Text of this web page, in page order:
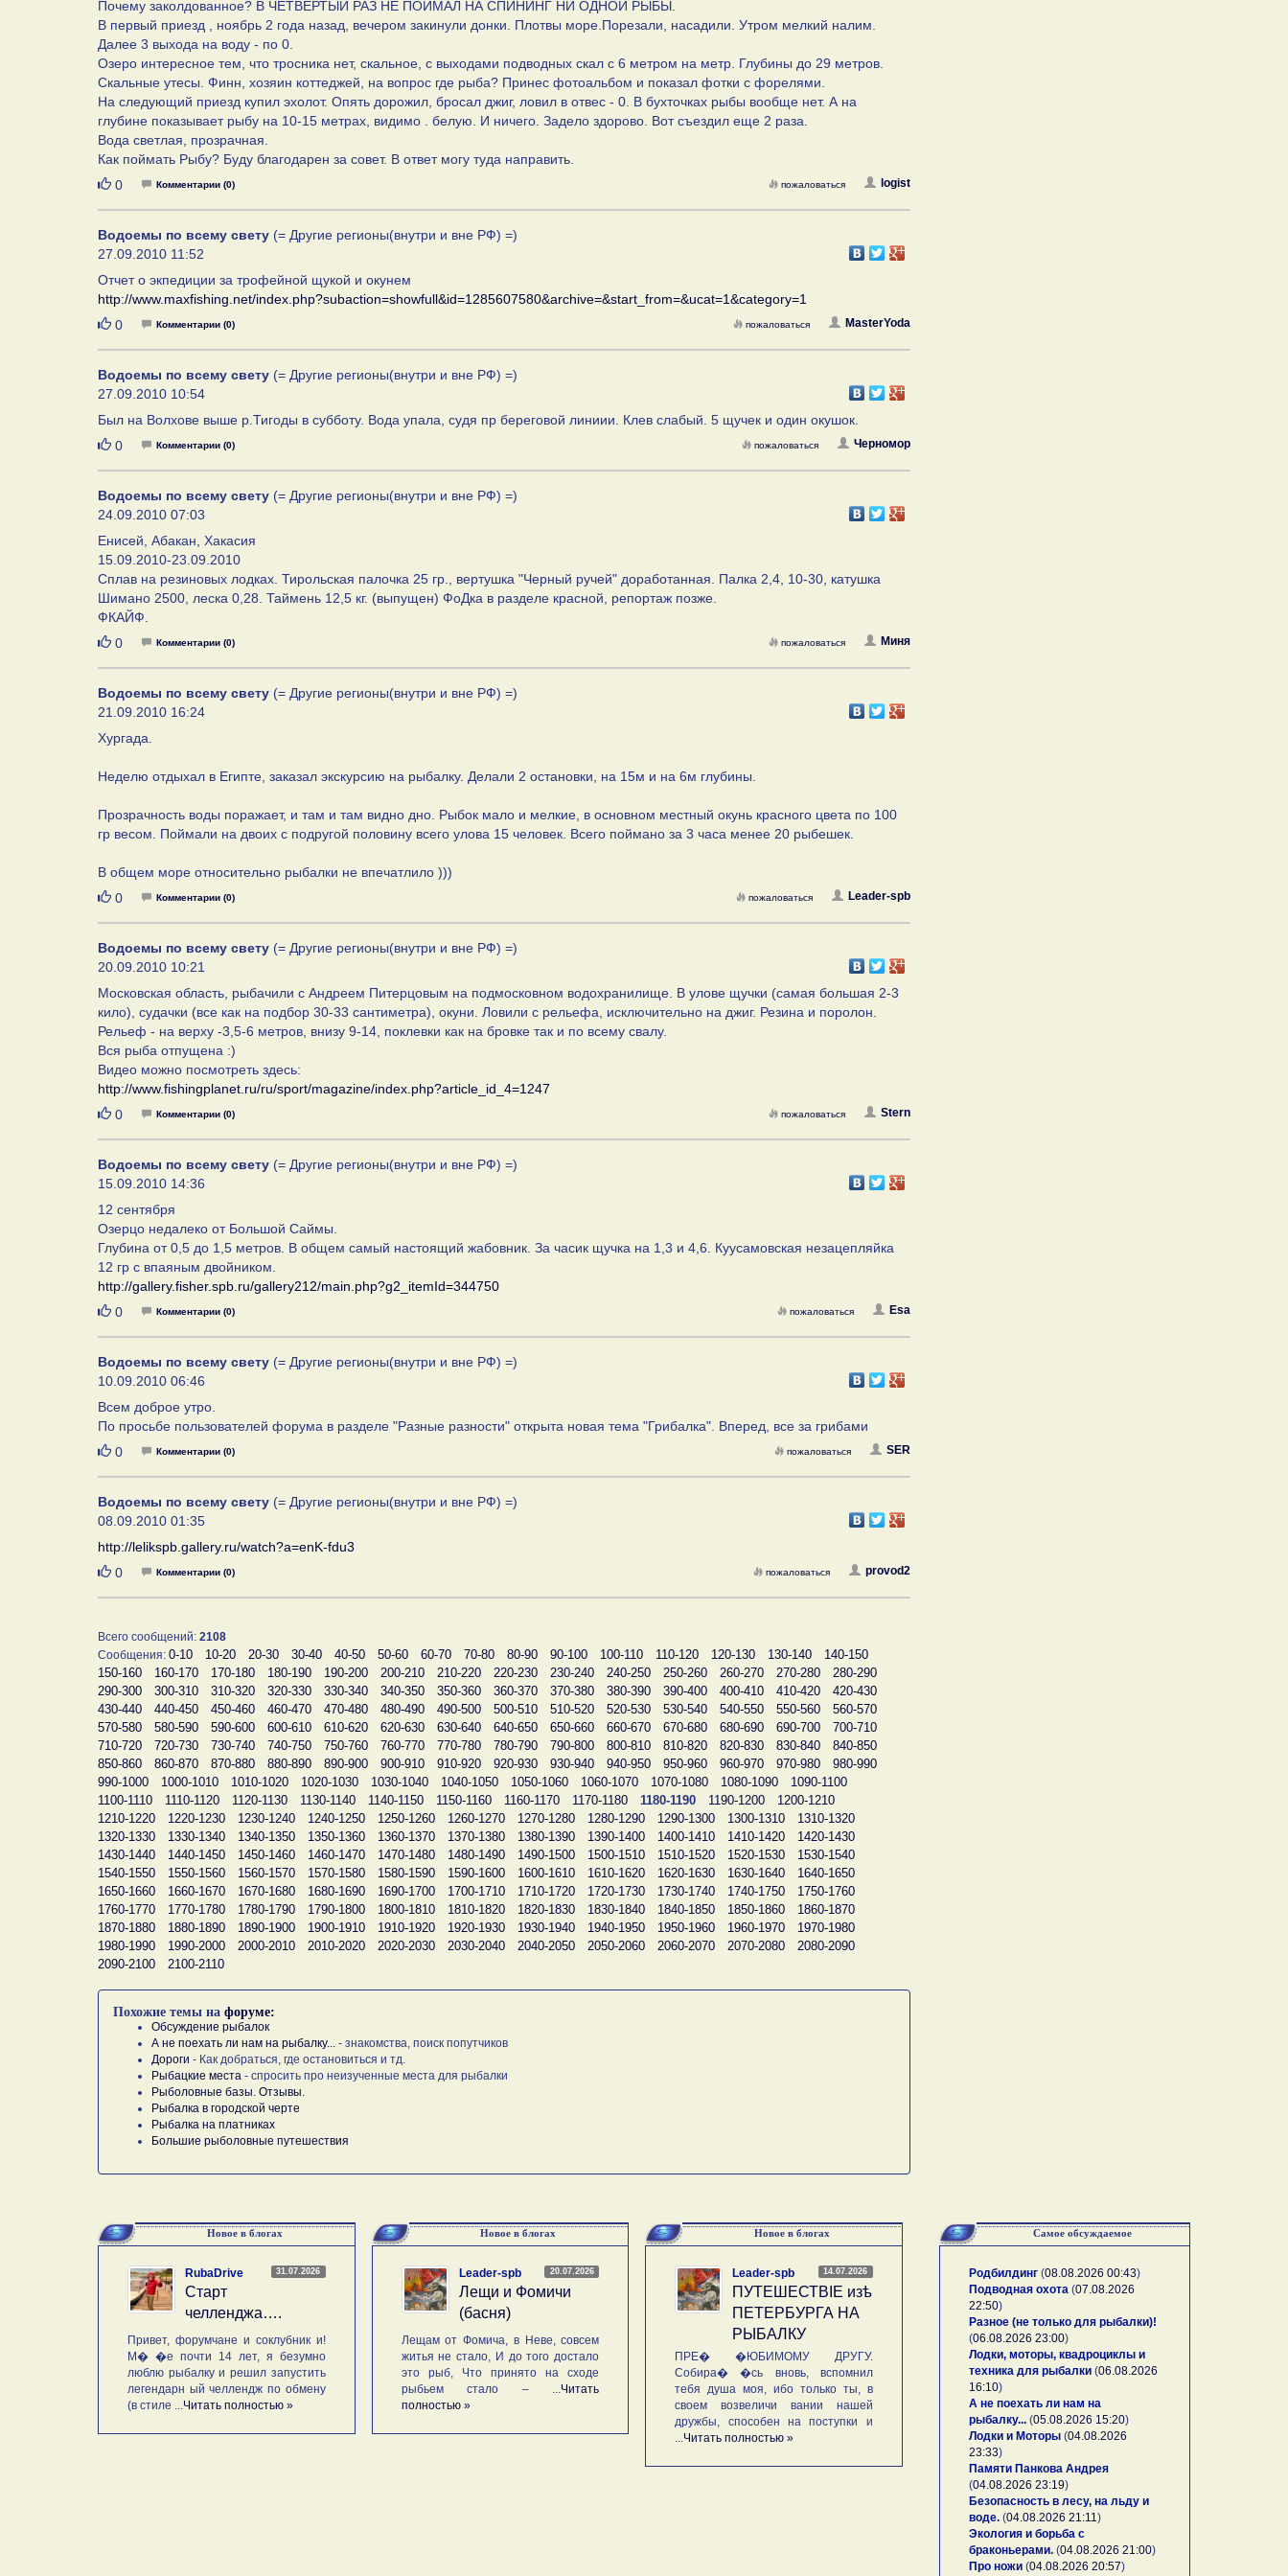
Почему заколдованное? В ЧЕТВЕРТЫЙ РАЗ НЕ ПОЙМАЛ НА СПИНИНГ НИ ОДНОЙ РЫБЫ.
В первый приезд , ноябрь 2 года назад, вечером закинули донки. Плотвы море.Порезали, насадили. Утром мелкий налим.
Далее 3 выхода на воду - по 0.
Озеро интересное тем, что тросника нет, скальное, с выходами подводных скал с 6 метром на метр. Глубины до 29 метров.
Скальные утесы. Финн, хозяин коттеджей, на вопрос где рыба? Принес фотоальбом и показал фотки с форелями.
На следующий приезд купил эхолот. Опять дорожил, бросал джиг, ловил в отвес - 0. В бухточках рыбы вообще нет. А на
глубине показывает рыбу на 10-15 метрах, видимо . белую. И ничего. Задело здорово. Вот съездил еще 2 раза.
Вода светлая, прозрачная.
Как поймать Рыбу? Буду благодарен за совет. В ответ могу туда направить.
Нравится
0 Комментарии (0) logist
пожаловаться
Водоемы по всему свету (= Другие регионы(внутри и вне РФ) =)
27.09.2010 11:52
Отчет о экпедиции за трофейной щукой и окунем
http://www.maxfishing.net/index.php?subaction=showfull&id=1285607580&archive=&start_from=&ucat=1&category=1
Нравится
0 Комментарии (0) MasterYoda
пожаловаться
Водоемы по всему свету (= Другие регионы(внутри и вне РФ) =)
27.09.2010 10:54
Был на Волхове выше р.Тигоды в субботу. Вода упала, судя пр береговой линиии. Клев слабый. 5 щучек и один окушок.
Нравится
0 Комментарии (0) Черномор
пожаловаться
Водоемы по всему свету (= Другие регионы(внутри и вне РФ) =)
24.09.2010 07:03
Енисей, Абакан, Хакасия
15.09.2010-23.09.2010
Сплав на резиновых лодках. Тирольская палочка 25 гр., вертушка "Черный ручей" доработанная. Палка 2,4, 10-30, катушка
Шимано 2500, леска 0,28. Таймень 12,5 кг. (выпущен) ФоДка в разделе красной, репортаж позже.
ФКАЙФ.
Нравится
0 Комментарии (0) Миня
пожаловаться
Водоемы по всему свету (= Другие регионы(внутри и вне РФ) =)
21.09.2010 16:24
Хургада.
Неделю отдыхал в Египте, заказал экскурсию на рыбалку. Делали 2 остановки, на 15м и на 6м глубины.
Прозрачность воды поражает, и там и там видно дно. Рыбок мало и мелкие, в основном местный окунь красного цвета по 100
гр весом. Поймали на двоих с подругой половину всего улова 15 человек. Всего поймано за 3 часа менее 20 рыбешек.
В общем море относительно рыбалки не впечатлило )))
Нравится
0 Комментарии (0) Leader-spb
пожаловаться
Водоемы по всему свету (= Другие регионы(внутри и вне РФ) =)
20.09.2010 10:21
Московская область, рыбачили с Андреем Питерцовым на подмосковном водохранилище. В улове щучки (самая большая 2-3
кило), судачки (все как на подбор 30-33 сантиметра), окуни. Ловили с рельефа, исключительно на джиг. Резина и поролон.
Рельеф - на верху -3,5-6 метров, внизу 9-14, поклевки как на бровке так и по всему свалу.
Вся рыба отпущена :)
Видео можно посмотреть здесь:
http://www.fishingplanet.ru/ru/sport/magazine/index.php?article_id_4=1247
Нравится
0 Комментарии (0) Stern
пожаловаться
Водоемы по всему свету (= Другие регионы(внутри и вне РФ) =)
15.09.2010 14:36
12 сентября
Озерцо недалеко от Большой Саймы.
Глубина от 0,5 до 1,5 метров. В общем самый настоящий жабовник. За часик щучка на 1,3 и 4,6. Куусамовская незацепляйка
12 гр с впаяным двойником.
http://gallery.fisher.spb.ru/gallery212/main.php?g2_itemId=344750
Нравится
0 Комментарии (0) Esa
пожаловаться
Водоемы по всему свету (= Другие регионы(внутри и вне РФ) =)
10.09.2010 06:46
Всем доброе утро.
По просьбе пользователей форума в разделе "Разные разности" открыта новая тема "Грибалка". Вперед, все за грибами
Нравится
0 Комментарии (0) SER
пожаловаться
Водоемы по всему свету (= Другие регионы(внутри и вне РФ) =)
08.09.2010 01:35
http://lelikspb.gallery.ru/watch?a=enK-fdu3
Нравится
0 Комментарии (0) provod2
пожаловаться
Всего сообщений: 2108
Сообщения: 0-10 10-20 20-30 30-40 40-50 50-60 60-70 70-80 80-90 90-100 100-110 110-120 120-130 130-140
140-150
150-160
160-170 170-180 180-190 190-200 200-210 210-220 220-230 230-240 240-250 250-260 260-270 270-280
280-290
290-300
300-310 310-320 320-330 330-340 340-350 350-360 360-370 370-380 380-390 390-400 400-410 410-420
420-430
430-440
440-450 450-460 460-470 470-480 480-490 490-500 500-510 510-520 520-530 530-540 540-550 550-560
560-570
570-580
580-590 590-600 600-610 610-620 620-630 630-640 640-650 650-660 660-670 670-680 680-690 690-700
700-710
710-720
720-730 730-740 740-750 750-760 760-770 770-780 780-790 790-800 800-810 810-820 820-830 830-840
840-850
850-860
860-870 870-880 880-890 890-900 900-910 910-920 920-930 930-940 940-950 950-960 960-970 970-980
980-990
990-1000
1000-1010 1010-1020 1020-1030 1030-1040 1040-1050 1050-1060 1060-1070 1070-1080 1080-1090
1090-1100
1100-1110
1110-1120 1120-1130 1130-1140 1140-1150 1150-1160 1160-1170 1170-1180 1180-1190 1190-1200
1200-1210
1210-1220
1220-1230 1230-1240 1240-1250 1250-1260 1260-1270 1270-1280 1280-1290 1290-1300 1300-1310
1310-1320
1320-1330
1330-1340 1340-1350 1350-1360 1360-1370 1370-1380 1380-1390 1390-1400 1400-1410 1410-1420
1420-1430
1430-1440
1440-1450 1450-1460 1460-1470 1470-1480 1480-1490 1490-1500 1500-1510 1510-1520 1520-1530
1530-1540
1540-1550
1550-1560 1560-1570 1570-1580 1580-1590 1590-1600 1600-1610 1610-1620 1620-1630 1630-1640
1640-1650
1650-1660
1660-1670 1670-1680 1680-1690 1690-1700 1700-1710 1710-1720 1720-1730 1730-1740 1740-1750
1750-1760
1760-1770
1770-1780 1780-1790 1790-1800 1800-1810 1810-1820 1820-1830 1830-1840 1840-1850 1850-1860
1860-1870
1870-1880
1880-1890 1890-1900 1900-1910 1910-1920 1920-1930 1930-1940 1940-1950 1950-1960 1960-1970
1970-1980
1980-1990
1990-2000 2000-2010 2010-2020 2020-2030 2030-2040 2040-2050 2050-2060 2060-2070 2070-2080
2080-2090
2090-2100
2100-2110
Похожие темы на форуме:
Обсуждение рыбалок
А не поехать ли нам на рыбалку... - знакомства, поиск попутчиков
Дороги - Как добраться, где остановиться и тд.
Рыбацкие места - спросить про неизученные места для рыбалки
Рыболовные базы. Отзывы.
Рыбалка в городской черте
Рыбалка на платниках
Большие рыболовные путешествия
Новое в блогах
31.07.2026
RubaDrive
Старт
челленджа….
Привет, форумчане и соклубник и!
М� �е почти 14 лет, я безумно
люблю рыбалку и решил запустить
легендарн ый челлендж по обмену
(в стиле ...Читать полностью »
Новое в блогах
20.07.2026
Leader-spb
Лещи и Фомичи
(басня)
Лещам от Фомича, в Неве, совсем
житья не стало, И до того достало
это рыб, Что принято на сходе
рыбьем стало – ...Читать
полностью »
Новое в блогах
14.07.2026
Leader-spb
ПУТЕШЕСТВIE изѣ
ПЕТЕРБУРГА НА
РЫБАЛКУ
ПРЕ� �ЮБИМОМУ ДРУГУ.
Собира� �сь вновь, вспомнил
тебя душа моя, ибо только ты, в
своем возвеличи вании нашей
дружбы, способен на поступки и
...Читать полностью »
Самое обсуждаемое
Родбилдинг(08.08.2026 00:43)
Подводная охота(07.08.2026
22:50)
Разное (не только для рыбалки)!
(06.08.2026 23:00)
Лодки, моторы, квадроциклы и
техника для рыбалки(06.08.2026
16:10)
А не поехать ли нам на
рыбалку...(05.08.2026 15:20)
Лодки и Моторы(04.08.2026
23:33)
Памяти Панкова Андрея
(04.08.2026 23:19)
Безопасность в лесу, на льду и
воде.(04.08.2026 21:11)
Экология и борьба с
браконьерами.(04.08.2026 21:00)
Про ножи(04.08.2026 20:57)